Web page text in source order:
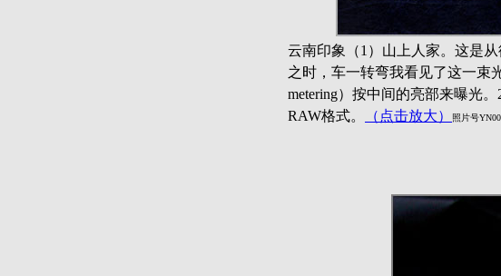
云南印象（1）山上人家。这是
之时，车一转弯我看见了这一束
metering）按中间的亮部来曝光
RAW格式。
（点击放大） 照片号